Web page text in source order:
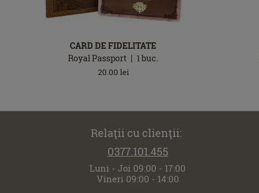
CARD DE FIDELITATE
Royal Passport
1buc.
20.00 lei
Relaţii cu clienţii:
0377.101.455
Luni - Joi 09:00 - 17:00
Vineri 09:00 - 14:00